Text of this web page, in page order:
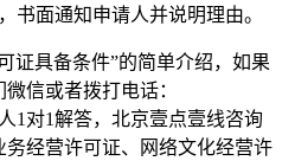
书面通知申请人并说明理由。
证具备条件”的简单介绍，如果
信或者拨打电话：
1对1解答，北京壹点壹线咨询
经营许可证、网络文化经营许